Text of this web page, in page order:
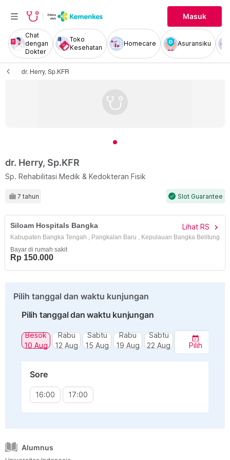
Masuk
Chat
dengan
Dokter
Toko
Kesehatan
Homecare Asuransiku
dr. Herry, Sp.KFR
dr. Herry, Sp.KFR
Sp. Rehabilitasi Medik & Kedokteran Fisik
7 tahun check Slot Guarantee
Siloam Hospitals Bangka Lihat RS chevron_right
Kabupaten Bangka Tengah , Pangkalan Baru , Kepulauan Bangka Belitung
Bayar di rumah sakit
Rp 150.000
Pilih tanggal dan waktu kunjungan
Pilih tanggal dan waktu kunjungan
Besok
10 Aug
Rabu
12 Aug
Sabtu
15 Aug
Rabu
19 Aug
Sabtu
22 Aug
Pilih
Sore
16:00 17:00
Alumnus